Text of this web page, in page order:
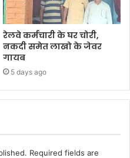
रेलवे कर्मचारी के घर चोरी,
नकदी समेत लाखो के जेवर
गायब
5 days ago
Required fields are